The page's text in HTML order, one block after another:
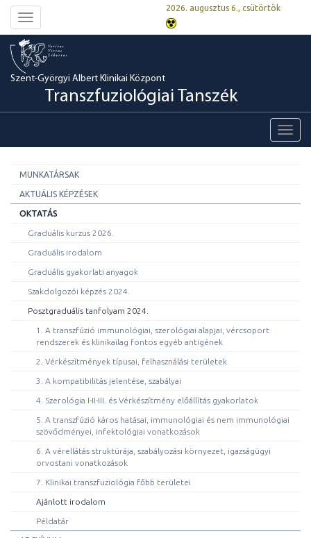
Toggle
navigation
2026. augusztus 6., csütörtök
Szent-Györgyi Albert Klinikai Központ
Transzfuziológiai Tanszék
MUNKATÁRSAK
AKTUÁLIS KÉPZÉSEK
OKTATÁS
Graduális kurzus 2026.
Graduális irodalom
Graduális gyakorlati anyagok
Szakdolgozói képzés 2024.
Posztgraduális tanfolyam 2024.
1. A transzfúzió immunológiai, szerológiai alapjai, vércsoport
rendszerek és klinikailag fontos egyéb antigének
2. Vérkészítmények típusai, felhasználási területek
3. A kompatibilitás jelentése, szabályai
4. Szerológia I-II-III. és Vérkészítmény előállítás gyakorlatok
5. A transzfúzió káros hatásai, immunológiai és nem immunológiai
szövődményei, infektológiai vonatkozások
6. A vérellátás struktúrája, szabályozási környezet, igazságügyi
orvostani vonatkozások
7. Klinikai transzfuziológia főbb területei
Ajánlott irodalom
Példatár